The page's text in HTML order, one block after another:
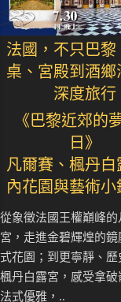
法國，不只巴黎
桌、宮殿到酒鄉
深度旅行
《巴黎近郊的
日》
凡爾賽、楓丹白
內花園與藝術小
從象徵法國王權巔峰的
宮，走進金碧輝煌的鏡
式花園；到更寧靜、歷
楓丹白露宮，感受拿破
法式優雅，..